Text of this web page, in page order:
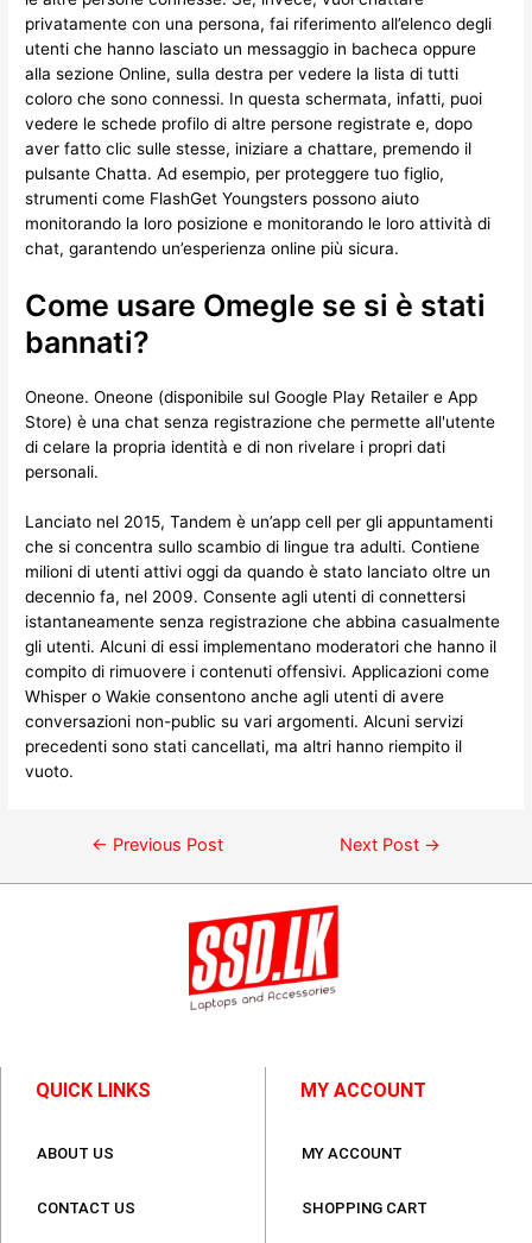
privatamente con una persona, fai riferimento all’elenco degli
utenti che hanno lasciato un messaggio in bacheca oppure
alla sezione Online, sulla destra per vedere la lista di tutti
coloro che sono connessi. In questa schermata, infatti, puoi
vedere le schede profilo di altre persone registrate e, dopo
aver fatto clic sulle stesse, iniziare a chattare, premendo il
pulsante Chatta. Ad esempio, per proteggere tuo figlio,
strumenti come FlashGet Youngsters possono aiuto
monitorando la loro posizione e monitorando le loro attività di
chat, garantendo un’esperienza online più sicura.
Come usare Omegle se si è stati
bannati?
Oneone. Oneone (disponibile sul Google Play Retailer e App
Store) è una chat senza registrazione che permette all'utente
di celare la propria identità e di non rivelare i propri dati
personali.
Lanciato nel 2015, Tandem è un’app cell per gli appuntamenti
che si concentra sullo scambio di lingue tra adulti. Contiene
milioni di utenti attivi oggi da quando è stato lanciato oltre un
decennio fa, nel 2009. Consente agli utenti di connettersi
istantaneamente senza registrazione che abbina casualmente
gli utenti. Alcuni di essi implementano moderatori che hanno il
compito di rimuovere i contenuti offensivi. Applicazioni come
Whisper o Wakie consentono anche agli utenti di avere
conversazioni non-public su vari argomenti. Alcuni servizi
precedenti sono stati cancellati, ma altri hanno riempito il
vuoto.
← Previous Post Next Post →
QUICK LINKS
ABOUT US
CONTACT US
MY ACCOUNT
MY ACCOUNT
SHOPPING CART